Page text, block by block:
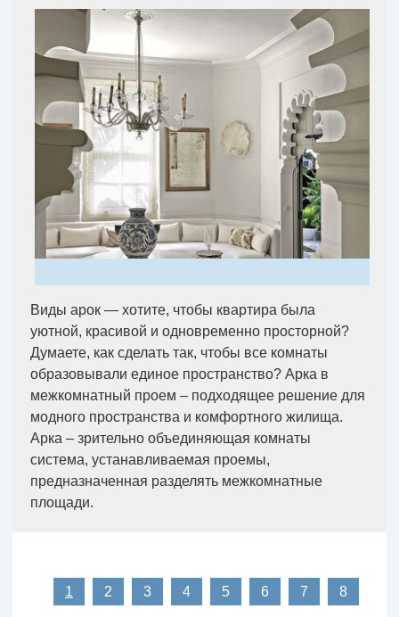
Виды арок — хотите, чтобы квартира была
уютной, красивой и одновременно просторной?
Думаете, как сделать так, чтобы все комнаты
образовывали единое пространство? Арка в
межкомнатный проем – подходящее решение для
модного пространства и комфортного жилища.
Арка – зрительно объединяющая комнаты
система, устанавливаемая проемы,
предназначенная разделять межкомнатные
площади.
1 2 3 4 5 6 7 8